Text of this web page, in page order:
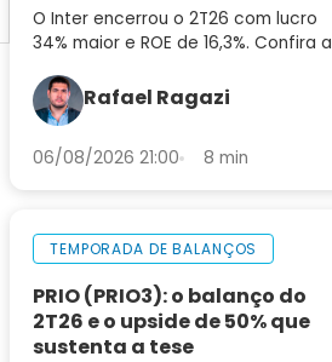
O Inter encerrou o 2T26 com lucro
34% maior e ROE de 16,3%. Confira a
para INBR32Rafael Ragazi
06/08/2026 21:00 8 min
TEMPORADA DE BALANÇOS
PRIO (PRIO3): o balanço do
2T26 e o upside de 50% que
sustenta a tese